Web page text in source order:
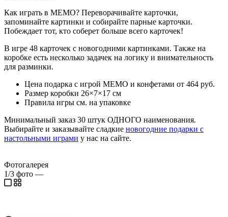
Как играть в МЕМО? Переворачивайте карточки,
запоминайте картинки и собирайте парные карточки.
Побеждает тот, кто соберет больше всего карточек!
В игре 48 карточек с новогодними картинками. Также на
коробке есть несколько задачек на логику и внимательность
для разминки.
Цена подарка с игрой МЕМО и конфетами от 464 руб.
Размер коробки 26×7×17 см
Правила игры см. на упаковке
Минимальный заказ 30 штук ОДНОГО наименования.
Выбирайте и заказывайте сладкие новогодние подарки с
настольными играми у нас на сайте.
Фотогалерея
1/3 фото —